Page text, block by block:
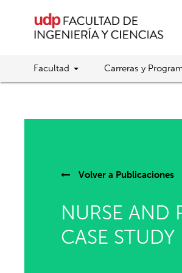
Facultad Carreras y
Volver a Publicaciones
NURSE AND
CASE STUDY